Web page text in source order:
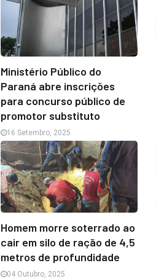
Ministério Público do
Paraná abre inscrições
para concurso público de
promotor substituto
16 Setembro, 2025
Homem morre soterrado ao
cair em silo de ração de 4,5
metros de profundidade
04 Outubro, 2025